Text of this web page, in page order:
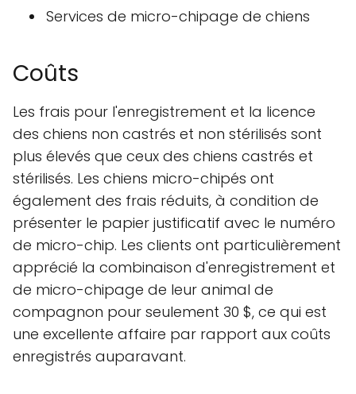
Services de micro-chipage de chiens
Coûts
Les frais pour l'enregistrement et la licence
des chiens non castrés et non stérilisés sont
plus élevés que ceux des chiens castrés et
stérilisés. Les chiens micro-chipés ont
également des frais réduits, à condition de
présenter le papier justificatif avec le numéro
de micro-chip. Les clients ont particulièrement
apprécié la combinaison d'enregistrement et
de micro-chipage de leur animal de
compagnon pour seulement 30 $, ce qui est
une excellente affaire par rapport aux coûts
enregistrés auparavant.